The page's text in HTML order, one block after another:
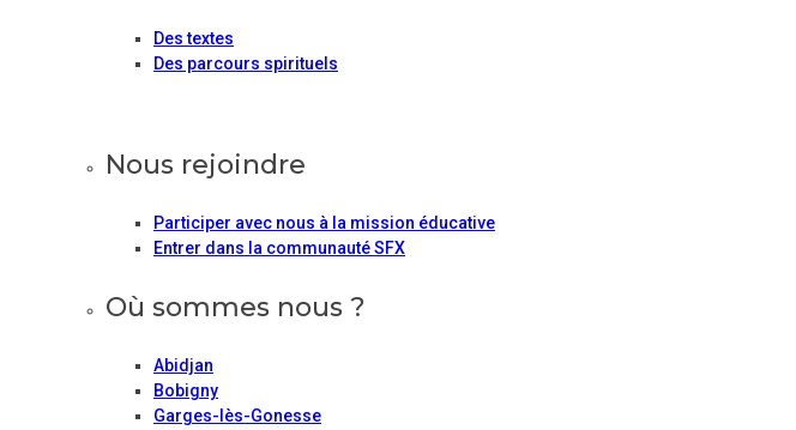
Des textes
Des parcours spirituels
Nous rejoindre
Participer avec nous à la mission éducative
Entrer dans la communauté SFX
Où sommes nous ?
Abidjan
Bobigny
Garges-lès-Gonesse